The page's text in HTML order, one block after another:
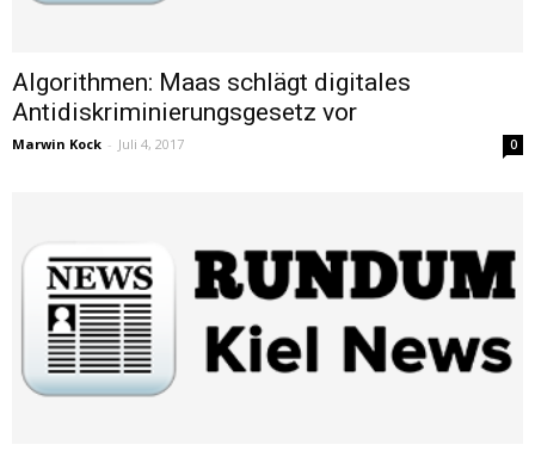
Algorithmen: Maas schlägt digitales
Antidiskriminierungsgesetz vor
Marwin Kock - Juli 4, 2017 0